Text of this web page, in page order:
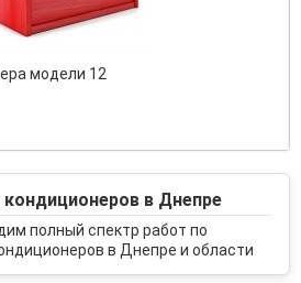
модели 12
кондиционеров в Днепре
полный спектр работ по
в Днепре и области